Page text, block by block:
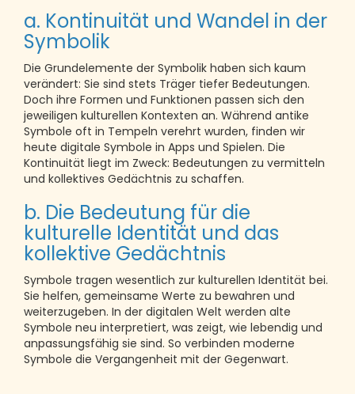
a. Kontinuität und Wandel in der
Symbolik
Die Grundelemente der Symbolik haben sich kaum
verändert: Sie sind stets Träger tiefer Bedeutungen.
Doch ihre Formen und Funktionen passen sich den
jeweiligen kulturellen Kontexten an. Während antike
Symbole oft in Tempeln verehrt wurden, finden wir
heute digitale Symbole in Apps und Spielen. Die
Kontinuität liegt im Zweck: Bedeutungen zu vermitteln
und kollektives Gedächtnis zu schaffen.
b. Die Bedeutung für die
kulturelle Identität und das
kollektive Gedächtnis
Symbole tragen wesentlich zur kulturellen Identität bei.
Sie helfen, gemeinsame Werte zu bewahren und
weiterzugeben. In der digitalen Welt werden alte
Symbole neu interpretiert, was zeigt, wie lebendig und
anpassungsfähig sie sind. So verbinden moderne
Symbole die Vergangenheit mit der Gegenwart.